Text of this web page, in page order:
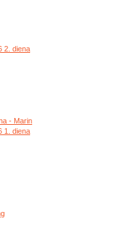
2. diena
- Marin
1. diena